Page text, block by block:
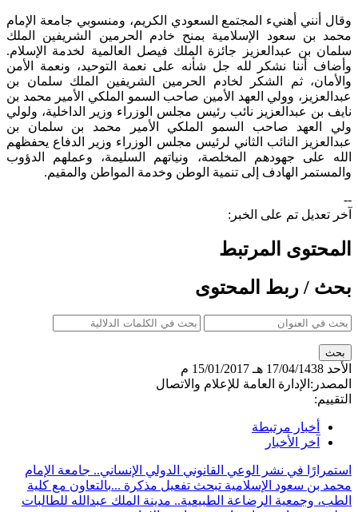
وقال أنني أهنيء المجتمع السعودي الكريم، ومنسوبي جامعة الإمام
محمد بن سعود الإسلامية بمنح خادم الحرمين الشريفين الملك
سلمان بن عبدالعزيز جائزة الملك فيصل العالمية لخدمة الإسلام.
وأضاف أننا نشكر لله جل شأنه على نعمة التوحيد، ونعمة الأمن
والأمان، ثم الشكر لخادم الحرمين الشريفين الملك سلمان بن
عبدالعزيز، وولي العهد الأمين صاحب السمو الملكي الأمير محمد بن
نايف بن عبدالعزيز نائب رئيس مجلس الوزراء وزير الداخلية، ولولي
ولي العهد صاحب السمو الملكي الأمير محمد بن سلمان بن
عبدالعزيز النائب الثاني لرئيس مجلس الوزراء وزير الدفاع يحفظهم
الله على جهودهم المخلصة، ونياتهم السليمة، وعملهم الدؤوب
والمستمر الهادف إلى تنمية الوطن وخدمة المواطن والمقيم.
--
آخر تعديل تم على الخبر:
المحتوى المرتبط
بحث / ربط المحتوى
الأحد 17/04/1438 هـ
15/01/2017 م
المصدر: الإدارة العامة للإعلام والاتصال
التقييم:
أخبار مرتبطة
آخر الأخبار
استمرارًا في نشر الوعي القانوني الدولي الإنساني.. جامعة الإمام
محمد بن سعود الإسلامية تبحث تفعيل مذكرة ...بالتعاون مع كلية
الطب، وجمعية الرضاعة الطبيعية.. مدينة الملك عبدالله للطالبات